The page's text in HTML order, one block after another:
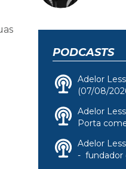
PODCASTS
Adelor
(07/08/
Adelor
Porta
Adelor
- fundador